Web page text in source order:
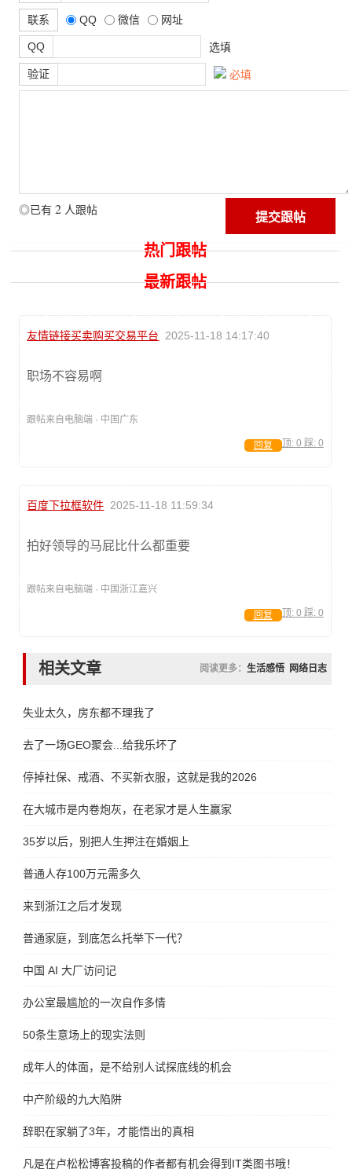
联系 QQ 微信 网址
QQ 选填
验证 必填
◎已有 2 人跟帖
热门跟帖
最新跟帖
友情链接买卖购买交易平台 2025-11-18 14:17:40
职场不容易啊
跟帖来自电脑端 · 中国广东
顶: 0 踩: 0
回复
百度下拉框软件 2025-11-18 11:59:34
拍好领导的马屁比什么都重要
跟帖来自电脑端 · 中国浙江嘉兴
顶: 0 踩: 0
回复
相关文章 阅读更多： 生活感悟 网络日志
失业太久，房东都不理我了
去了一场GEO聚会...给我乐坏了
停掉社保、戒酒、不买新衣服，这就是我的2026
在大城市是内卷炮灰，在老家才是人生赢家
35岁以后，别把人生押注在婚姻上
普通人存100万元需多久
来到浙江之后才发现
普通家庭，到底怎么托举下一代？
中国 AI 大厂访问记
办公室最尴尬的一次自作多情
50条生意场上的现实法则
成年人的体面，是不给别人试探底线的机会
中产阶级的九大陷阱
辞职在家躺了3年，才能悟出的真相
凡是在卢松松博客投稿的作者都有机会得到IT类图书哦！